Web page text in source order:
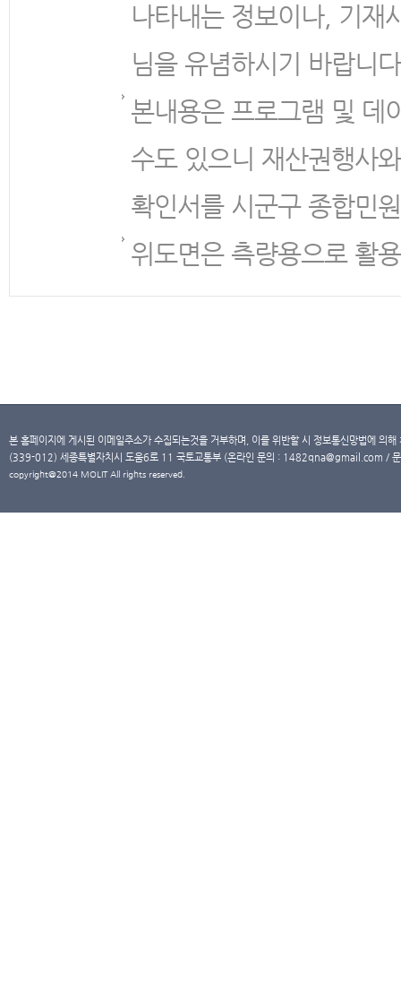
나타내는 정보이나, 기재
님을 유념하시기 바랍니
본내용은 프로그램 및 데
수도 있으니 재산권행사
확인서를 시군구 종합민
위도면은 측량용으로 활
본 홈페이지에 게시된 이메일주소가 수집되는것을 거부하며, 이를 위반할 시 정보통신망법에 의
(339-012) 세종특별자치시 도움6로 11 국토교통부 (온라인 문의 : 1482qna@gmail.com /
copyright@2014 MOLIT All rights reserved.